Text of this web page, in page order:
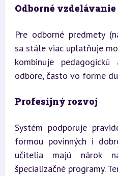
Odborné
Pre odborné predmety
sa stále viac uplatňuje
kombinuje
odbore, často vo forme
Profesijný rozvoj
Systém podporuje
formou povinných i
učitelia majú nárok
špecializačné programy.